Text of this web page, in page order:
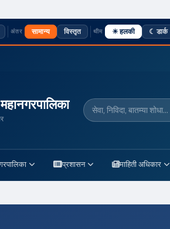
अंतर सामान्य विस्तृत थीम ☀ हलकी ☾ डार्क
सेवा, निविदा, बातम्या शोधा
प्रशासन माहिती अधिकार